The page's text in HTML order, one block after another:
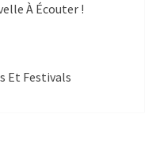
À Écouter !
Et Festivals